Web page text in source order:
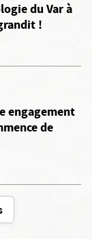
du Var à
!
engagement
de